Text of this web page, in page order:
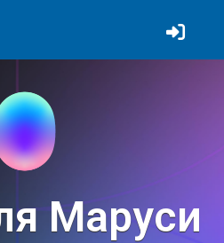
Маруси